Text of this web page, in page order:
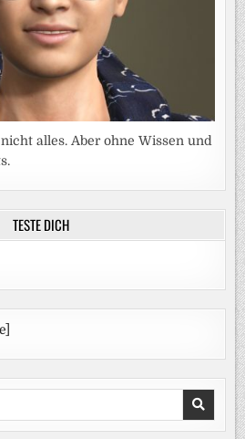
alles. Aber ohne Wissen und
TESTE DICH